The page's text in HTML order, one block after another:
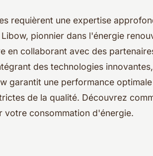
requièrent une expertise
pionnier dans l'énergie
en collaborant avec des
des technologies
garantit une performance
de la qualité. Découvrez
votre consommation d'énergie.